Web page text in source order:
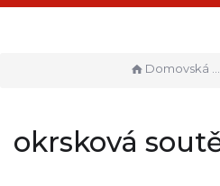
Domovská stránka
okrsková